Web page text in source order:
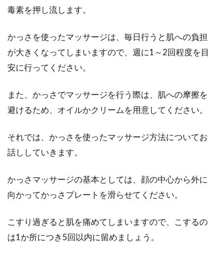
毒素を押し流します。
かっさを使ったマッサージは、毎日行うと肌への負担
が大きくなってしまいますので、週に1～2回程度を目
安に行ってください。
また、かっさでマッサージを行う際は、肌への摩擦を
避けるため、オイルかクリームを用意してください。
それでは、かっさを使ったマッサージ方法についてお
話ししていきます。
かっさマッサージの基本としては、顔の中心から外に
向かってかっさプレートを滑らせてください。
こすり過ぎると肌を痛めてしまいますので、こするの
は1か所につき5回以内に留めましょう。